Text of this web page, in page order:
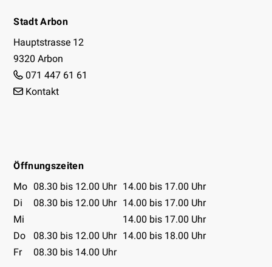
Stadt Arbon
Hauptstrasse 12
9320 Arbon
071 447 61 61
Kontakt
Öffnungszeiten
Öffnungszeiten Tabelle
Mo 08.30 bis 12.00 Uhr 14.00 bis 17.00 Uhr
Di
08.30 bis 12.00 Uhr 14.00 bis 17.00 Uhr
Mi
14.00 bis 17.00 Uhr
Do
08.30 bis 12.00 Uhr 14.00 bis 18.00 Uhr
Fr
08.30 bis 14.00 Uhr